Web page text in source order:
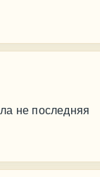
не последняя